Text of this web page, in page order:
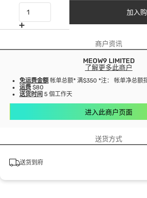
加入
商户资讯
MEOW9 LIMITED
了解更多此商户
免运费金额 帐单总额* 满$350 *注： 帐单净总额
运费 $80
送货时间 5 個工作天
进入此商户页面
送货方式
送货到府